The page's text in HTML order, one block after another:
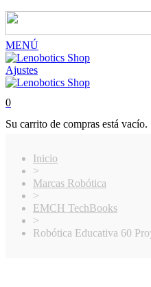
MENÚ
Ajustes
0
Su carrito de compras está vacío.
Inicio
>
Marcas Robótica
>
EMCH TechBooks
>
Robótica Educativa 60